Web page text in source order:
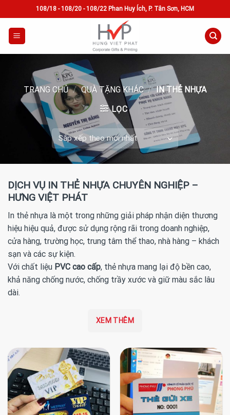
to
content
108/18 - 108/20 - 108/22 Phan Huy Ích, P. Tân Sơn, HCM
TRANG CHỦ / QUÀ TẶNG KHÁC / IN THẺ NHỰA
LỌC
DỊCH VỤ IN THẺ NHỰA CHUYÊN NGHIỆP –
HƯNG VIỆT PHÁT
In thẻ nhựa là một trong những giải pháp nhận diện thương
hiệu hiệu quả, được sử dụng rộng rãi trong doanh nghiệp,
cửa hàng, trường học, trung tâm thể thao, nhà hàng – khách
sạn và các sự kiện.
Với chất liệu PVC cao cấp, thẻ nhựa mang lại độ bền cao,
khả năng chống nước, chống trầy xước và giữ màu sắc lâu
dài.
XEM THÊM